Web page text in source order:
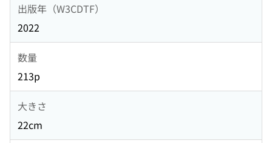
出版年（W3CDTF）
2022
数量
213p
大きさ
22cm